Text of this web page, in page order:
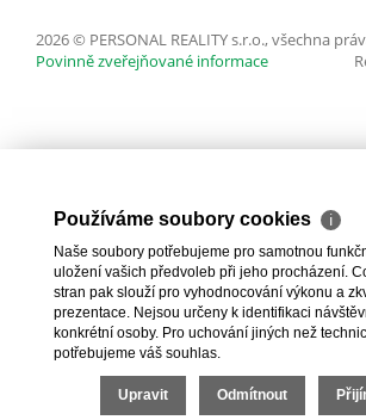
2026 © PERSONAL REALITY s.r.o., všechna
Povinně zveřejňované informace
Používáme soubory cookies ℹ
Naše soubory potřebujeme pro samotnou
uložení vašich předvoleb při jeho procházení.
stran pak slouží pro vyhodnocování výkonu a
prezentace. Nejsou určeny k identifikaci
konkrétní osoby. Pro uchování jiných než
potřebujeme váš souhlas.
Upravit Odmítnout